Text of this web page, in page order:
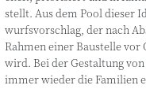
stellt. Aus dem Pool die­ser
wurfs­vor­schlag, der nach
Rah­men einer Bau­stel­le
wird. Bei der Gestal­tung
immer wie­der die Fami­li­en